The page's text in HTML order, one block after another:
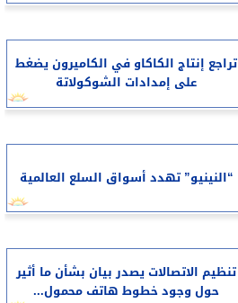
تراجع إنتاج الكاكاو في الكاميرون يضغط
على إمدادات الشوكولاتة
“النينيو” تهدد أسواق السلع العالمية
تنظيم الاتصالات يصدر بيان بشأن ما أثير
حول وجود خطوط هاتف محمول...